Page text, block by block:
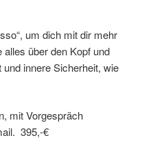
um dich mit dir mehr
über den Kopf und
innere Sicherheit, wie
mit Vorgespräch
395,-€